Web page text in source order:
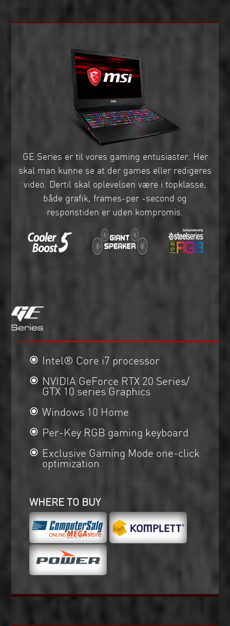
GE Series er til vores gaming entusiaster. Her
skal man kunne se at der games eller redigeres
video. Dertil skal oplevelsen være i topklasse,
både grafik, frames-per -second og
responstiden er uden kompromis.
Intel® Core i7 processor
NVIDIA GeForce RTX 20 Series/
GTX 10 series Graphics
Windows 10 Home
Per-Key RGB gaming keyboard
Exclusive Gaming Mode one-click
optimization
WHERE TO BUY